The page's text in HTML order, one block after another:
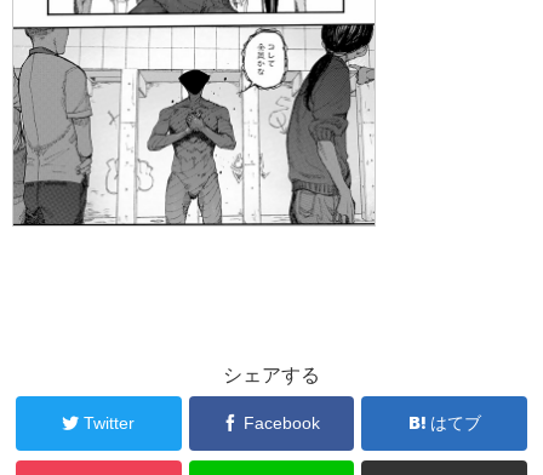
シェアする
Twitter Facebook はてブ